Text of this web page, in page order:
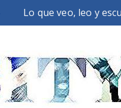
Lo que veo, leo y